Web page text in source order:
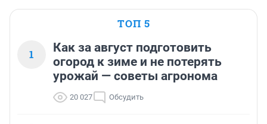
ТОП 5
1
Как за август подготовить
огород к зиме и не потерять
урожай — советы агронома
20 027 Обсудить